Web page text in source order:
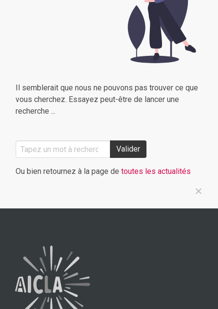
Il semblerait que nous ne pouvons pas trouver ce que
vous cherchez. Essayez peut-être de lancer une
recherche ...
Valider
Ou bien retournez à la page de toutes les actualités